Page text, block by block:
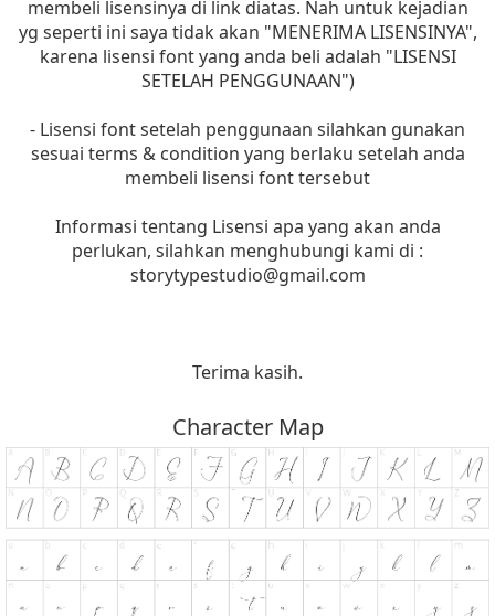
membeli lisensinya di link diatas. Nah untuk kejadian
yg seperti ini saya tidak akan "MENERIMA LISENSINYA",
karena lisensi font yang anda beli adalah "LISENSI
SETELAH PENGGUNAAN")
- Lisensi font setelah penggunaan silahkan gunakan
sesuai terms & condition yang berlaku setelah anda
membeli lisensi font tersebut
Informasi tentang Lisensi apa yang akan anda
perlukan, silahkan menghubungi kami di :
storytypestudio@gmail.com
Terima kasih.
Character Map